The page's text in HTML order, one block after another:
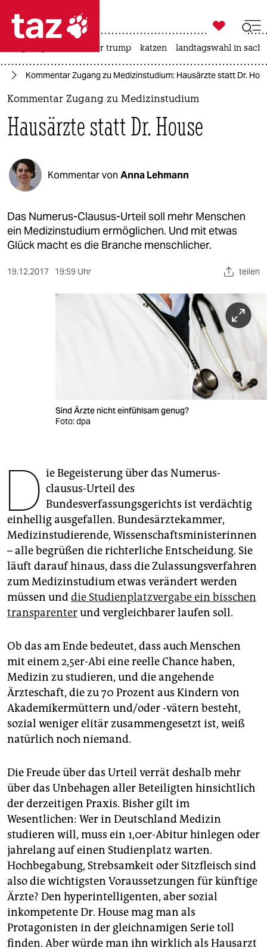
 taz zahl ich
taz zahl ich
politik
öko
gesellschaft
kultur
sport
berlin
unterstützen
genossenschaft
epaper login

taz zahl ich
usa unter trump katzen landtagswahl in
Kommentar Zugang zu Medizinstudium: Hausärzte statt Dr.
Kommentar Zugang zu Medizinstudium
Hausärzte statt Dr. House
Kommentar von Anna Lehmann
Das Numerus-Clausus-Urteil soll mehr Menschen
ein Medizinstudium ermöglichen. Und mit etwas
Glück macht es die Branche menschlicher.
19.12.2017 19:59 Uhr teilen
Sind Ärzte nicht einfühlsam genug?
Foto: dpa
D ie Begeisterung über das Numerus-
clausus-Urteil des
Bundesverfassungsgerichts ist verdächtig
einhellig ausgefallen. Bundesärztekammer,
Medizinstudierende, Wissenschaftsministerinnen
– alle begrüßen die richterliche Entscheidung. Sie
läuft darauf hinaus, dass die Zulassungsverfahren
zum Medizinstudium etwas verändert werden
müssen unddie Studienplatzvergabe ein bisschen
transparenterund vergleichbarer laufen soll.
Ob das am Ende bedeutet, dass auch Menschen
mit einem 2,5er-Abi eine reelle Chance haben,
Medizin zu studieren, und die angehende
Ärzteschaft, die zu 70 Prozent aus Kindern von
Akademikermüttern und/oder -vätern besteht,
sozial weniger elitär zusammengesetzt ist, weiß
natürlich noch niemand.
Die Freude über das Urteil verrät deshalb mehr
über das Unbehagen aller Beteiligten hinsichtlich
der derzeitigen Praxis. Bisher gilt im
Wesentlichen: Wer in Deutschland Medizin
studieren will, muss ein 1,0er-Abitur hinlegen oder
jahrelang auf einen Studienplatz warten.
Hochbegabung, Strebsamkeit oder Sitzfleisch sind
also die wichtigsten Voraussetzungen für künftige
Ärzte? Den hyperintelligenten, aber sozial
inkompetente Dr. House mag man als
Protagonisten in der gleichnamigen Serie toll
finden. Aber würde man ihn wirklich als Hausarzt